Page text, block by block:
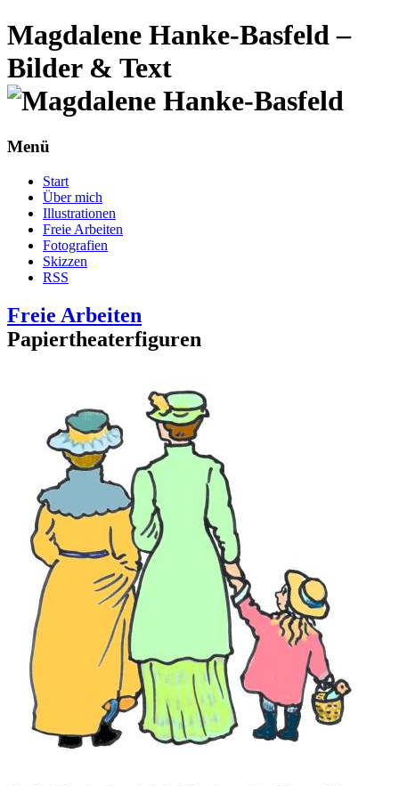
Magdalene Hanke-Basfeld –
Bilder & Text
Menü
Start
Über mich
Illustrationen
Freie Arbeiten
Fotografien
Skizzen
RSS
Freie Arbeiten
Papiertheaterfiguren